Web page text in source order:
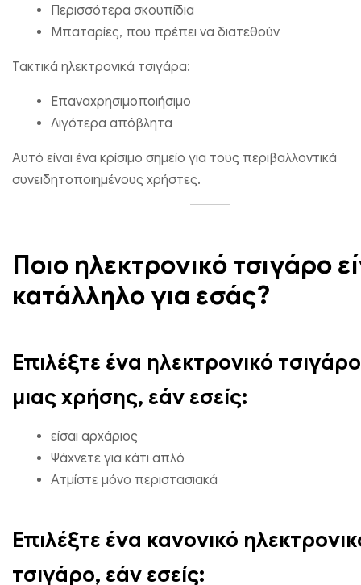
Περισσότερα σκουπίδια
Μπαταρίες, που πρέπει να διατεθούν
Τακτικά ηλεκτρονικά τσιγάρα:
Επαναχρησιμοποιήσιμο
Λιγότερα απόβλητα
Αυτό είναι ένα κρίσιμο σημείο για τους περιβαλλοντικά
συνειδητοποιημένους χρήστες.
Ποιο ηλεκτρονικό τσιγάρο
κατάλληλο για εσάς?
Επιλέξτε ένα ηλεκτρονικό τσιγάρο
μιας χρήσης, εάν εσείς:
είσαι αρχάριος
Ψάχνετε για κάτι απλό
Ατμίστε μόνο περιστασιακά
Επιλέξτε ένα κανονικό
τσιγάρο, εάν εσείς: